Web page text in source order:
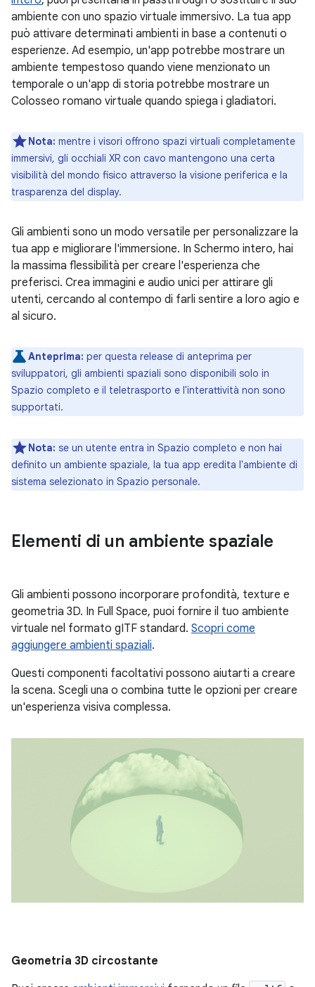
ambiente con uno spazio virtuale immersivo. La tua app
può attivare determinati ambienti in base a contenuti o
esperienze. Ad esempio, un'app potrebbe mostrare un
ambiente tempestoso quando viene menzionato un
temporale o un'app di storia potrebbe mostrare un
Colosseo romano virtuale quando spiega i gladiatori.
Nota: mentre i visori offrono spazi virtuali completamente
immersivi, gli occhiali XR con cavo mantengono una certa
visibilità del mondo fisico attraverso la visione periferica e la
trasparenza del display.
Gli ambienti sono un modo versatile per personalizzare la
tua app e migliorare l'immersione. In Schermo intero, hai
la massima flessibilità per creare l'esperienza che
preferisci. Crea immagini e audio unici per attirare gli
utenti, cercando al contempo di farli sentire a loro agio e
al sicuro.
Anteprima: per questa release di anteprima per
sviluppatori, gli ambienti spaziali sono disponibili solo in
Spazio completo e il teletrasporto e l'interattività non sono
supportati.
Nota: se un utente entra in Spazio completo e non hai
definito un ambiente spaziale, la tua app eredita l'ambiente di
sistema selezionato in Spazio personale.
Elementi di un ambiente spaziale
Gli ambienti possono incorporare profondità, texture e
geometria 3D. In Full Space, puoi fornire il tuo ambiente
virtuale nel formato gITF standard. Scopri come
aggiungere ambienti spaziali.
Questi componenti facoltativi possono aiutarti a creare
la scena. Scegli una o combina tutte le opzioni per creare
un'esperienza visiva complessa.
Geometria 3D circostante